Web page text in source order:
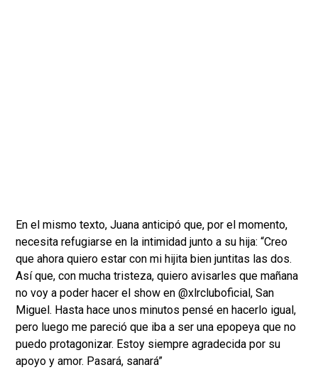
En el mismo texto, Juana anticipó que, por el momento,
necesita refugiarse en la intimidad junto a su hija: “Creo
que ahora quiero estar con mi hijita bien juntitas las dos.
Así que, con mucha tristeza, quiero avisarles que mañana
no voy a poder hacer el show en @xlrcluboficial, San
Miguel. Hasta hace unos minutos pensé en hacerlo igual,
pero luego me pareció que iba a ser una epopeya que no
puedo protagonizar. Estoy siempre agradecida por su
apoyo y amor. Pasará, sanará”